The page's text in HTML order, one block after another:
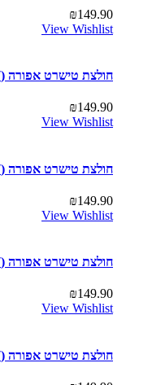
₪149.90
View Wishlist
חולצת טישרט אפורה (4-7)
₪149.90
View Wishlist
חולצת טישרט אפורה (4-7)
₪149.90
View Wishlist
חולצת טישרט אפורה (4-7)
₪149.90
View Wishlist
חולצת טישרט אפורה (4-7)